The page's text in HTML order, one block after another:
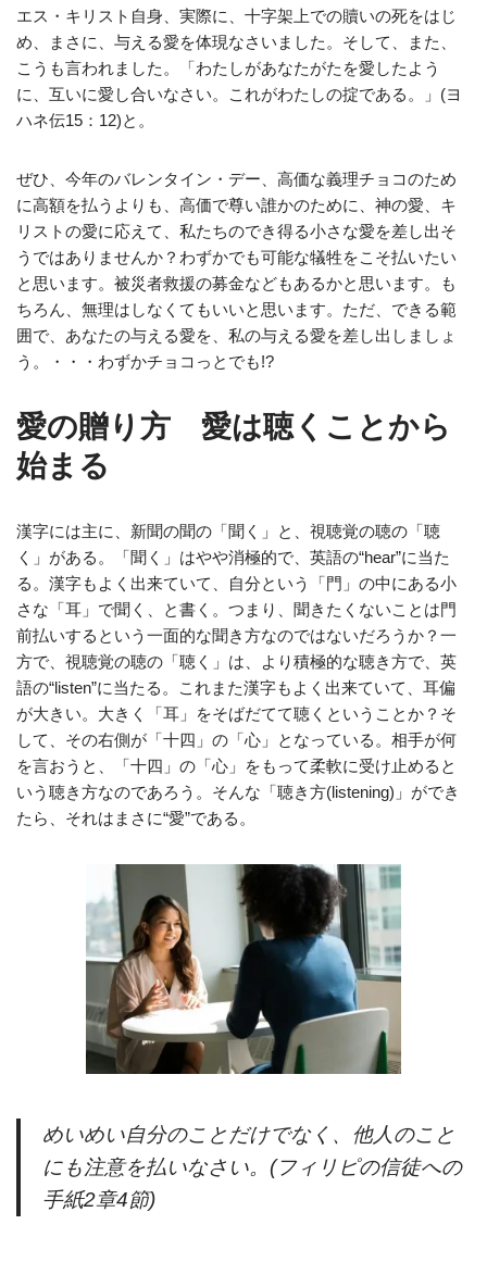
エス・キリスト自身、実際に、十字架上での贖いの死をはじ
め、まさに、与える愛を体現なさいました。そして、また、
こうも言われました。「わたしがあなたがたを愛したよう
に、互いに愛し合いなさい。これがわたしの掟である。」(ヨ
ハネ伝15：12)と。
ぜひ、今年のバレンタイン・デー、高価な義理チョコのため
に高額を払うよりも、高価で尊い誰かのために、神の愛、キ
リストの愛に応えて、私たちのでき得る小さな愛を差し出そ
うではありませんか？わずかでも可能な犠牲をこそ払いたい
と思います。被災者救援の募金などもあるかと思います。も
ちろん、無理はしなくてもいいと思います。ただ、できる範
囲で、あなたの与える愛を、私の与える愛を差し出しましょ
う。・・・わずかチョコっとでも!?
愛の贈り方 愛は聴くことから
始まる
漢字には主に、新聞の聞の「聞く」と、視聴覚の聴の「聴
く」がある。「聞く」はやや消極的で、英語の“hear”に当た
る。漢字もよく出来ていて、自分という「門」の中にある小
さな「耳」で聞く、と書く。つまり、聞きたくないことは門
前払いするという一面的な聞き方なのではないだろうか？一
方で、視聴覚の聴の「聴く」は、より積極的な聴き方で、英
語の“listen”に当たる。これまた漢字もよく出来ていて、耳偏
が大きい。大きく「耳」をそばだてて聴くということか？そ
して、その右側が「十四」の「心」となっている。相手が何
を言おうと、「十四」の「心」をもって柔軟に受け止めると
いう聴き方なのであろう。そんな「聴き方(listening)」ができ
たら、それはまさに“愛”である。
めいめい自分のことだけでなく、他人のこと
にも注意を払いなさい。(フィリピの信徒への
手紙2章4節)